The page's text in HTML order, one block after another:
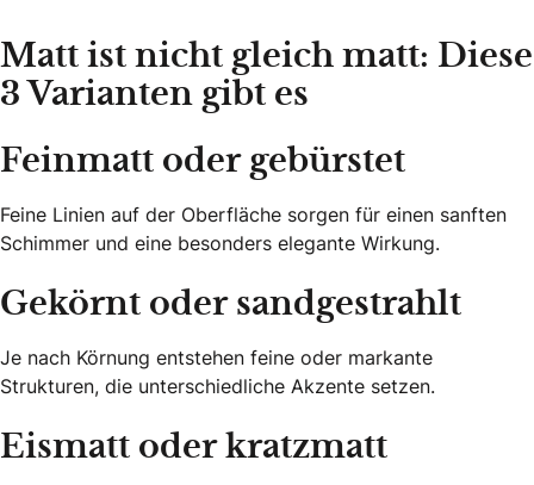
Matt ist nicht gleich matt: Diese
3 Varianten gibt es
Feinmatt oder gebürstet
Feine Linien auf der Oberfläche sorgen für einen sanften
Schimmer und eine besonders elegante Wirkung.
Gekörnt oder sandgestrahlt
Je nach Körnung entstehen feine oder markante
Strukturen, die unterschiedliche Akzente setzen.
Eismatt oder kratzmatt